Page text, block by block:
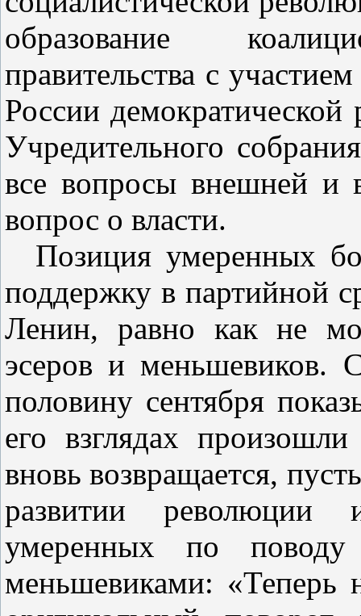
образование
правительства с
России
Учредительного
все вопросы внешней и
вопрос о власти.
Позиция умеренных
поддержку в партийной
Ленин, равно как не
эсеров и меньшевиков.
половину сентября
его взглядах
вновь возвращается,
развитии революции
умеренных по
меньшевиками: «Теперь